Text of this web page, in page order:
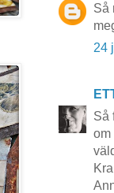
Så
24
Så
om